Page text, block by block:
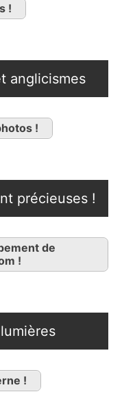
!
anglicismes
!
précieuses !
de
!
!